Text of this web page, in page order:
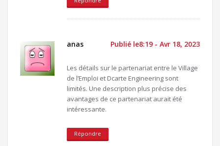
anas Publié le8:19 - Avr 18, 2023
Les détails sur le partenariat entre le Village
de l’Emploi et Dcarte Engineering sont
limités. Une description plus précise des
avantages de ce partenariat aurait été
intéressante.
Répondre